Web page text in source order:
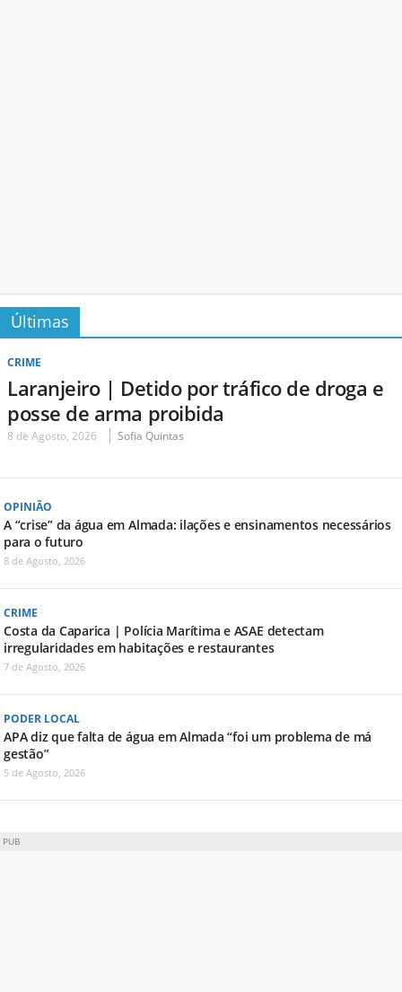
Últimas
CRIME
Laranjeiro | Detido por tráfico de droga e
posse de arma proibida
8 de Agosto, 2026 Sofia Quintas
OPINIÃO
A “crise” da água em Almada: ilações e ensinamentos necessários
para o futuro
8 de Agosto, 2026
CRIME
Costa da Caparica | Polícia Marítima e ASAE detectam
irregularidades em habitações e restaurantes
7 de Agosto, 2026
PODER LOCAL
APA diz que falta de água em Almada “foi um problema de má
gestão”
5 de Agosto, 2026
PUB